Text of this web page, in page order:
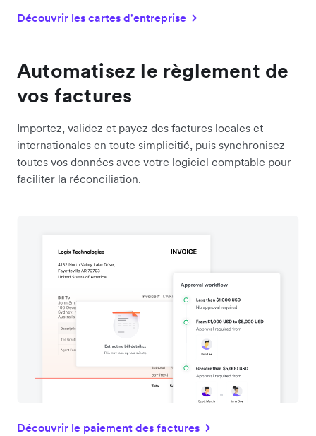
Découvrir les cartes d'entreprise
Automatisez le règlement de
vos factures
Importez, validez et payez des factures locales et
internationales en toute simplicitié, puis synchronisez
toutes vos données avec votre logiciel comptable pour
faciliter la réconciliation.
Découvrir le paiement des factures